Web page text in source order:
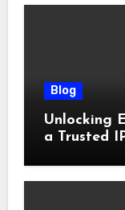
Blog
Unlocking
a Trusted